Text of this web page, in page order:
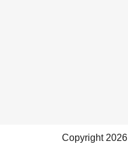
Copyright 2026